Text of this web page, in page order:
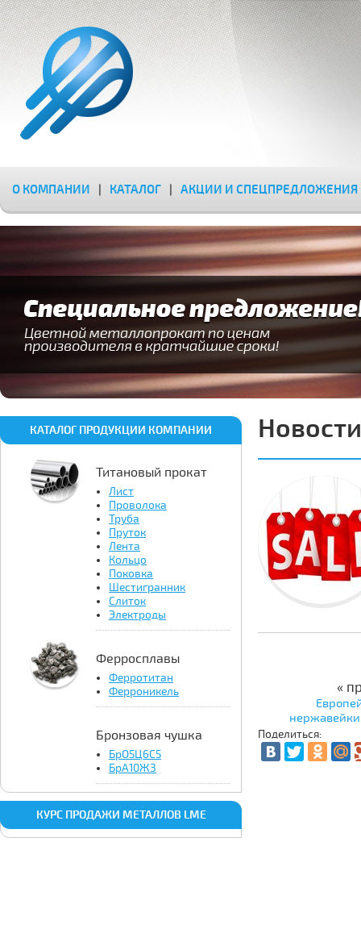
О КОМПАНИИ | КАТАЛОГ | АКЦИИ И СПЕЦПРЕДЛОЖЕНИЯ
КАТАЛОГ ПРОДУКЦИИ КОМПАНИИ
Титановый прокат
Лист
Проволока
Труба
Пруток
Лента
Кольцо
Поковка
Шестигранник
Слиток
Электроды
Ферросплавы
Ферротитан
Ферроникель
Бронзовая чушка
БрО5Ц6С5
БрА10Ж3
КУРС ПРОДАЖИ МЕТАЛЛОВ LME
Новости
«
Поделиться: